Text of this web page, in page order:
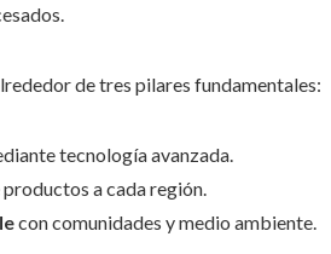
de tres pilares fundamentales:
tecnología avanzada.
productos a cada región.
con comunidades y medio ambiente.